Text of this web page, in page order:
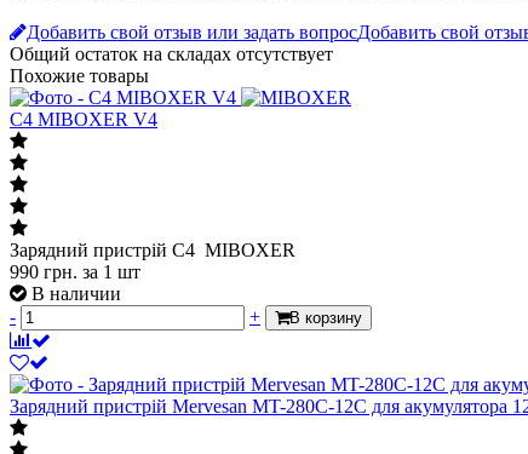
Добавить свой отзыв или задать вопросДобавить свой
Общий остаток на складах отсутствует
Похожие товары
C4 MIBOXER V4
Зарядний пристрій C4 MIBOXER
990 грн. за 1 шт
В наличии
-
+ В корзину
Зарядний пристрій Mervesan MT-280C-12C для акумулятора